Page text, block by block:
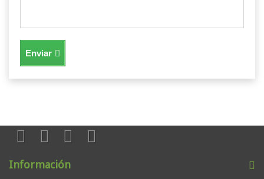
Enviar
Información